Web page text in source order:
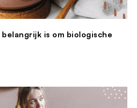
is om biologische